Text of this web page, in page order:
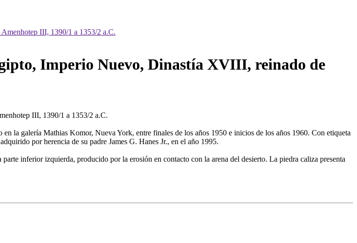
Imperio Nuevo, Dinastía XVIII, reinado de
III, 1390/1 a 1353/2 a.C.
la galería Mathias Komor, Nueva York, entre finales de los años 1950 e inicios de los años 1960. Con etiqueta
por herencia de su padre James G. Hanes Jr., en el año 1995.
inferior izquierda, producido por la erosión en contacto con la arena del desierto. La piedra caliza presenta